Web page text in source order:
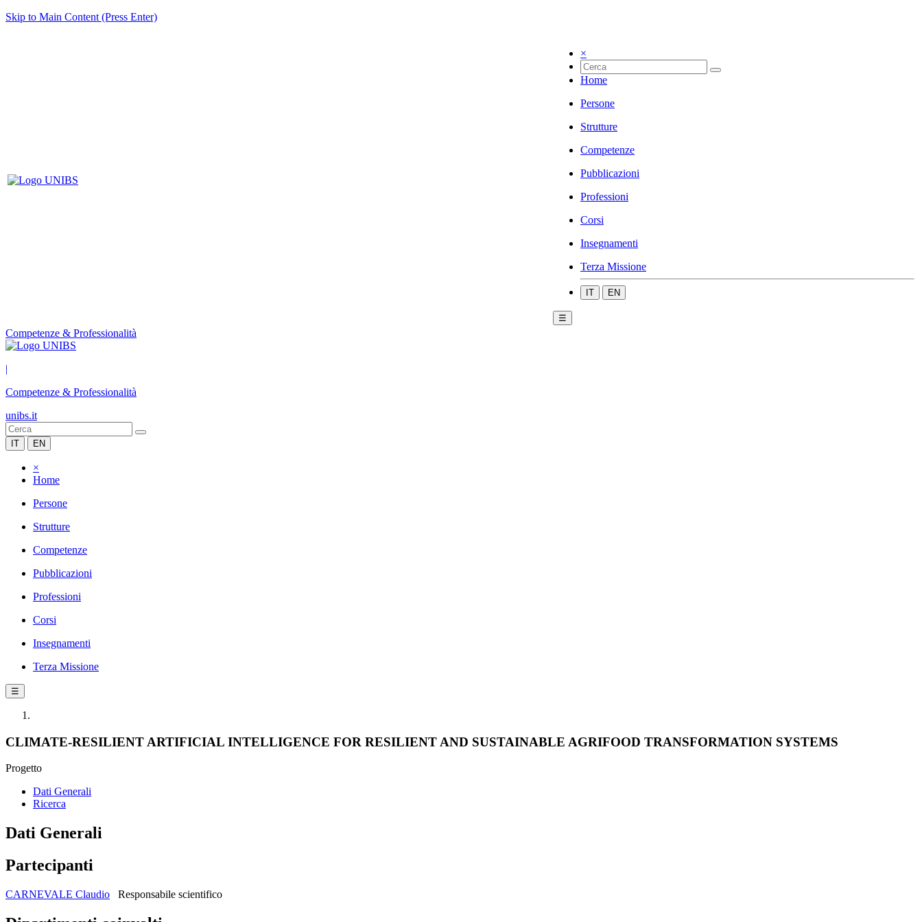
Skip to Main Content (Press Enter)
×
Home
Persone
Strutture
Competenze
Pubblicazioni
Professioni
Corsi
Insegnamenti
Terza Missione
IT EN
☰
Competenze & Professionalità
|
Competenze & Professionalità
unibs.it
IT EN
×
Home
Persone
Strutture
Competenze
Pubblicazioni
Professioni
Corsi
Insegnamenti
Terza Missione
☰
CLIMATE-RESILIENT ARTIFICIAL INTELLIGENCE FOR RESILIENT AND SUSTAINABLE AGRIFOOD TRANSFORMATION SYSTEMS
Progetto
Dati Generali
Ricerca
Dati Generali
Partecipanti
CARNEVALE Claudio Responsabile scientifico